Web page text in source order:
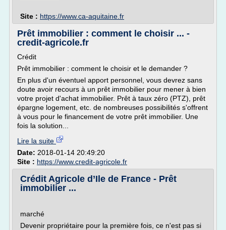
Site : https://www.ca-aquitaine.fr
Prêt immobilier : comment le choisir ... -
credit-agricole.fr
Crédit
Prêt immobilier : comment le choisir et le demander ?
En plus d'un éventuel apport personnel, vous devrez sans
doute avoir recours à un prêt immobilier pour mener à bien
votre projet d'achat immobilier. Prêt à taux zéro (PTZ), prêt
épargne logement, etc. de nombreuses possibilités s'offrent
à vous pour le financement de votre prêt immobilier. Une
fois la solution...
Lire la suite
Date: 2018-01-14 20:49:20
Site : https://www.credit-agricole.fr
Crédit Agricole d’Ile de France - Prêt
immobilier ...
marché
Devenir propriétaire pour la première fois, ce n'est pas si